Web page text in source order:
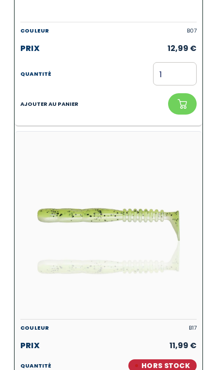
B07
12,99 €
B17
11,99 €
HORS STOCK